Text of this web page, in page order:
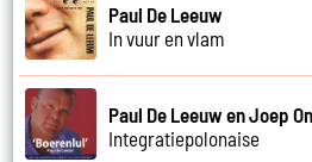
Paul De Leeuw
In vuur en vlam
Paul De Leeuw en Joep
Integratiepolonaise